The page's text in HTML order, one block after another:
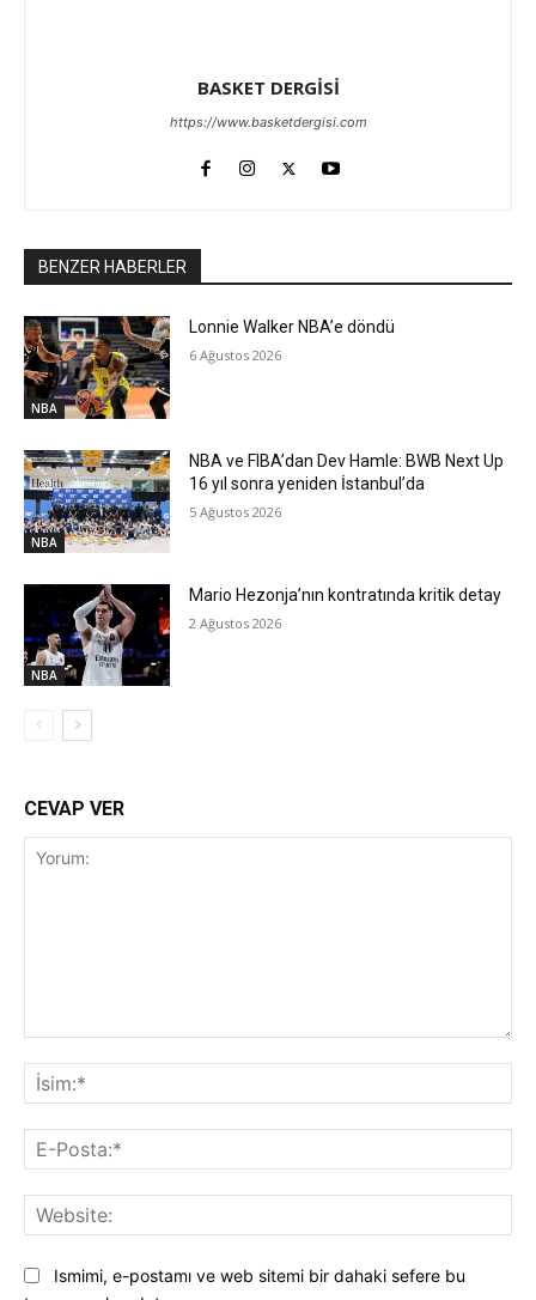
BASKET DERGİSİ
https://www.basketdergisi.com
BENZER HABERLER
NBA
Lonnie Walker NBA’e döndü
6 Ağustos 2026
NBA
NBA ve FIBA’dan Dev Hamle: BWB Next Up
16 yıl sonra yeniden İstanbul’da
5 Ağustos 2026
NBA
Mario Hezonja’nın kontratında kritik detay
2 Ağustos 2026
CEVAP VER
Ismimi, e-postamı ve web sitemi bir dahaki sefere bu